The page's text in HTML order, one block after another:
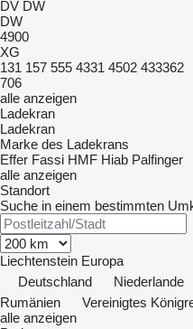
DV DW
DW
4900
XG
131 157 555 4331 4502 433362
706
alle anzeigen
Ladekran
Ladekran
Marke des Ladekrans
Effer Fassi HMF Hiab Palfinger
alle anzeigen
Standort
Suche in einem bestimmten
Liechtenstein Europa
Deutschland
Niederlande
Rumänien
Vereinigtes
alle anzeigen